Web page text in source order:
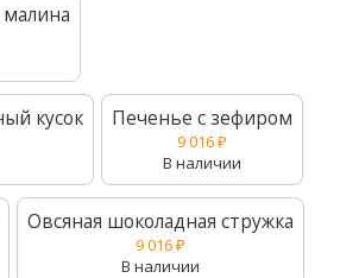
кусок Печенье с зефиром
9 016₽
В наличии
Овсяная шоколадная стружка
9 016₽
В наличии